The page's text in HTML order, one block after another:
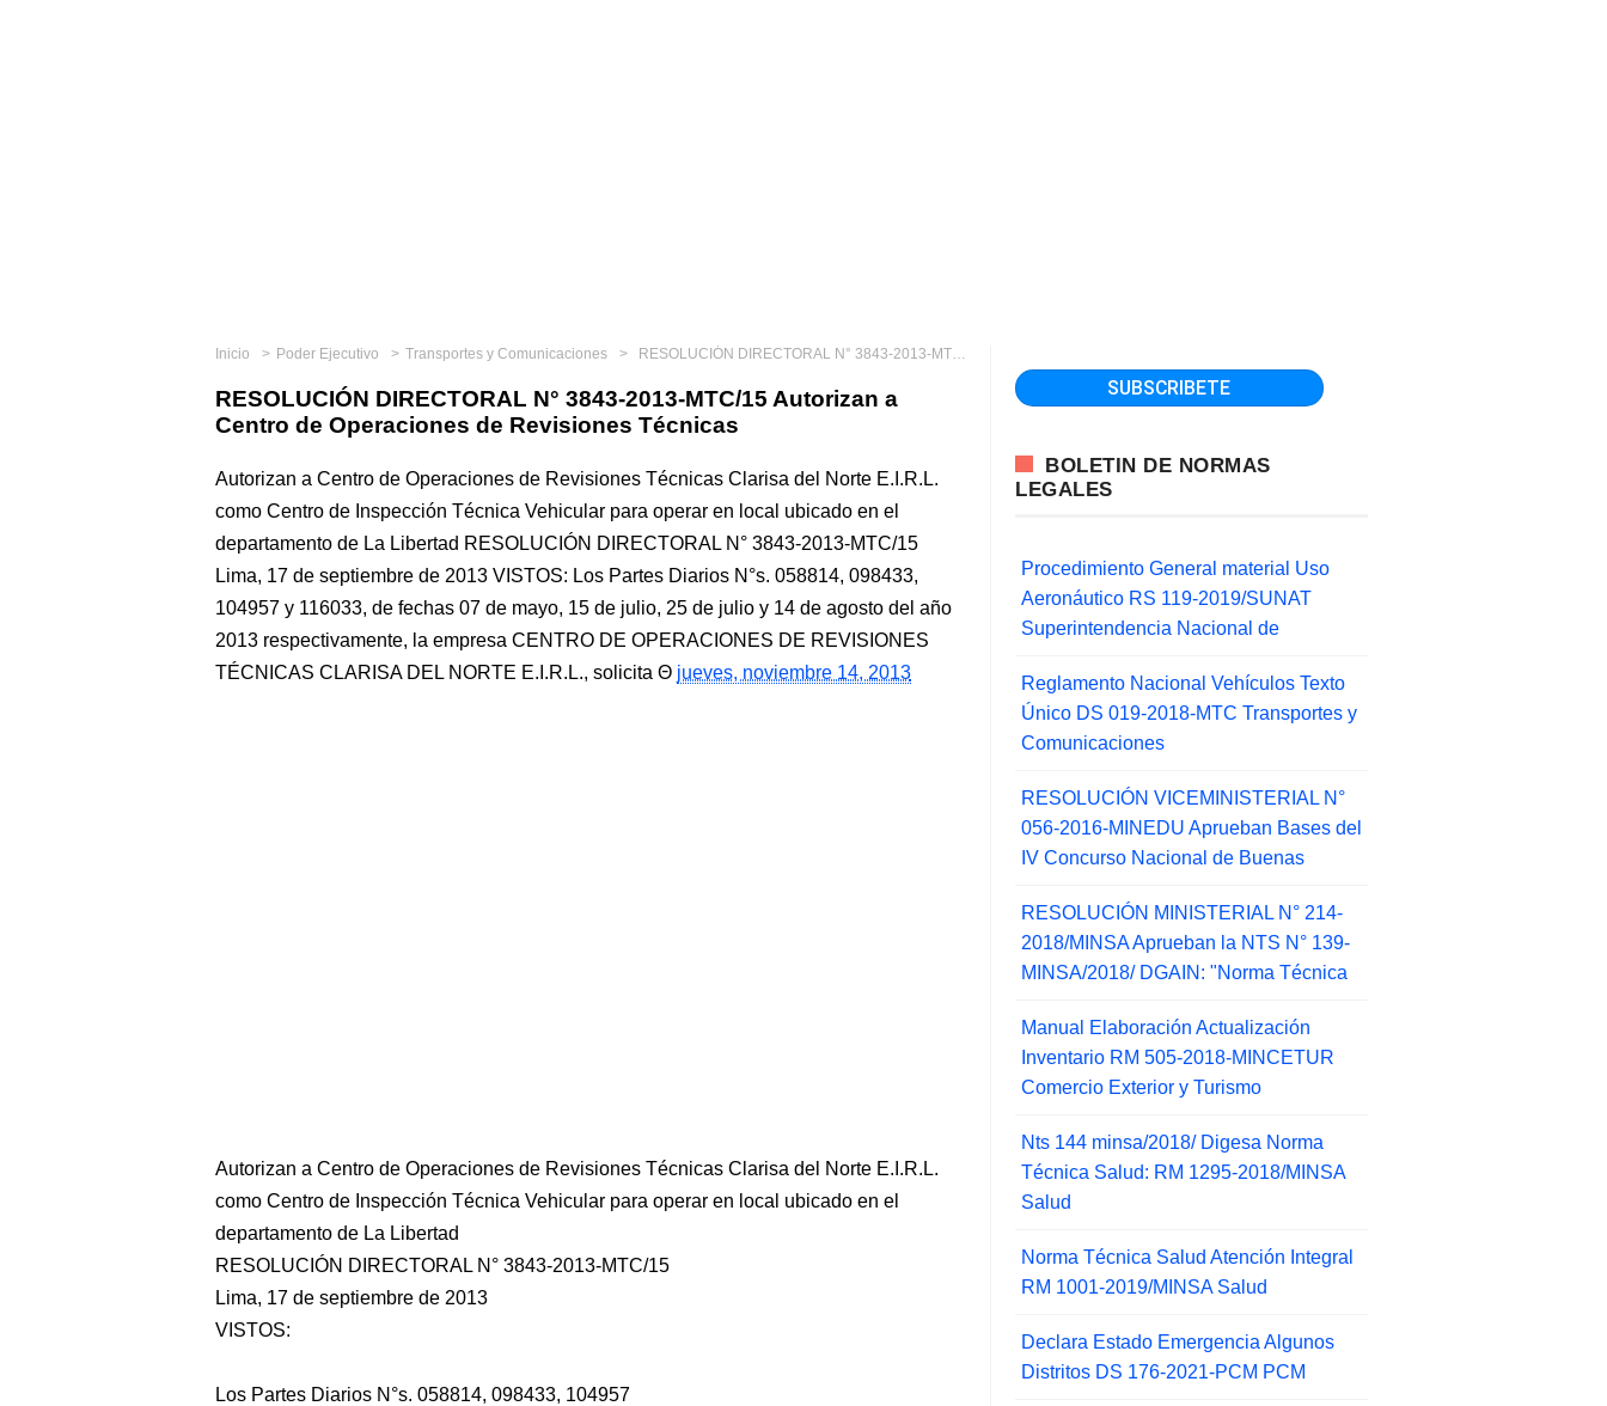
Inicio Poder Ejecutivo Transportes y Comunicaciones RESOLUCIÓN DIRECTORAL N° 3843-2013-MTC/15 Autorizan a Centro de Operaciones de Revisiones Técnicas
RESOLUCIÓN DIRECTORAL N° 3843-2013-MTC/15 Autorizan a
Centro de Operaciones de Revisiones Técnicas
Autorizan a Centro de Operaciones de Revisiones Técnicas Clarisa del Norte E.I.R.L.
como Centro de Inspección Técnica Vehicular para operar en local ubicado en el
departamento de La Libertad RESOLUCIÓN DIRECTORAL N° 3843-2013-MTC/15
Lima, 17 de septiembre de 2013 VISTOS: Los Partes Diarios N°s. 058814, 098433,
104957 y 116033, de fechas 07 de mayo, 15 de julio, 25 de julio y 14 de agosto del año
2013 respectivamente, la empresa CENTRO DE OPERACIONES DE REVISIONES
TÉCNICAS CLARISA DEL NORTE E.I.R.L., solicita
jueves, noviembre 14, 2013
Autorizan a Centro de Operaciones de Revisiones Técnicas Clarisa del Norte E.I.R.L.
como Centro de Inspección Técnica Vehicular para operar en local ubicado en el
departamento de La Libertad
RESOLUCIÓN DIRECTORAL N° 3843-2013-MTC/15
Lima, 17 de septiembre de 2013
VISTOS:
Los Partes Diarios N°s. 058814, 098433, 104957
BOLETIN DE NORMAS
LEGALES
Procedimiento General material Uso
Aeronáutico RS 119-2019/SUNAT
Superintendencia Nacional de
Reglamento Nacional Vehículos Texto
Único DS 019-2018-MTC Transportes y
Comunicaciones
RESOLUCIÓN VICEMINISTERIAL N°
056-2016-MINEDU Aprueban Bases del
IV Concurso Nacional de Buenas
RESOLUCIÓN MINISTERIAL N° 214-
2018/MINSA Aprueban la NTS N° 139-
MINSA/2018/ DGAIN: "Norma Técnica
Manual Elaboración Actualización
Inventario RM 505-2018-MINCETUR
Comercio Exterior y Turismo
Nts 144 minsa/2018/ Digesa Norma
Técnica Salud: RM 1295-2018/MINSA
Salud
Norma Técnica Salud Atención Integral
RM 1001-2019/MINSA Salud
Declara Estado Emergencia Algunos
Distritos DS 176-2021-PCM PCM